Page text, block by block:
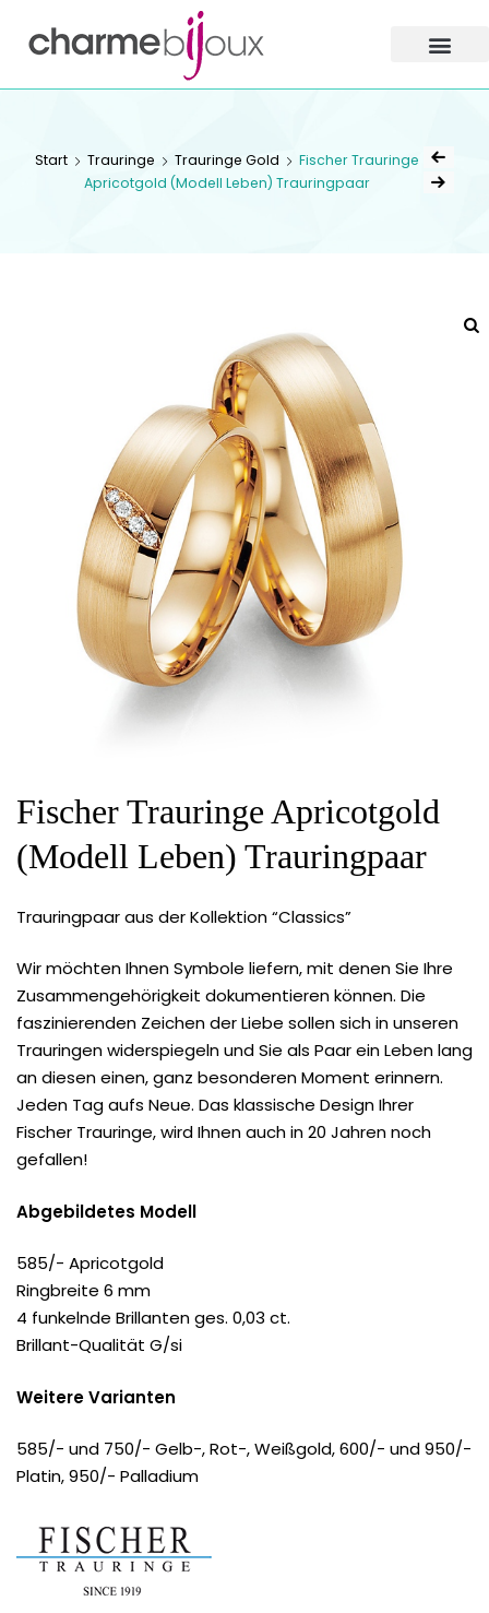
Bijoux
ZOFINGEN
Start Trauringe Trauringe Gold
Fischer Trauringe
Apricotgold (Modell Leben) Trauringpaar
Fischer Trauringe Apricotgold
(Modell Leben) Trauringpaar
Trauringpaar aus der Kollektion “Classics”
Wir möchten Ihnen Symbole liefern, mit denen Sie Ihre
Zusammengehörigkeit dokumentieren können. Die
faszinierenden Zeichen der Liebe sollen sich in unseren
Trauringen widerspiegeln und Sie als Paar ein Leben lang
an diesen einen, ganz besonderen Moment erinnern.
Jeden Tag aufs Neue. Das klassische Design Ihrer
Fischer Trauringe, wird Ihnen auch in 20 Jahren noch
gefallen!
Abgebildetes Modell
585/- Apricotgold
Ringbreite 6 mm
4 funkelnde Brillanten ges. 0,03 ct.
Brillant-Qualität G/si
Weitere Varianten
585/- und 750/- Gelb-, Rot-, Weißgold, 600/- und 950/-
Platin, 950/- Palladium